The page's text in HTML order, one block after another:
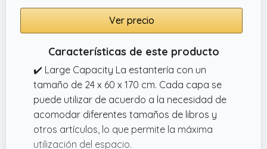
Ver precio
Características de este producto
✔️ Large Capacity La estantería con un
tamaño de 24 x 60 x 170 cm. Cada capa se
puede utilizar de acuerdo a la necesidad de
acomodar diferentes tamaños de libros y
otros artículos, lo que permite la máxima
utilización del espacio.